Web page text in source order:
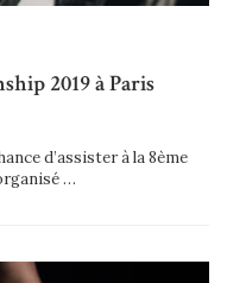
2019 à Paris
d’assister à la 8ème
…